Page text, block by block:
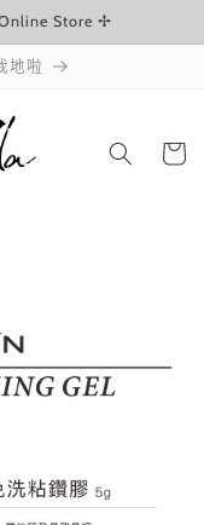
Store ✢
地啦
物